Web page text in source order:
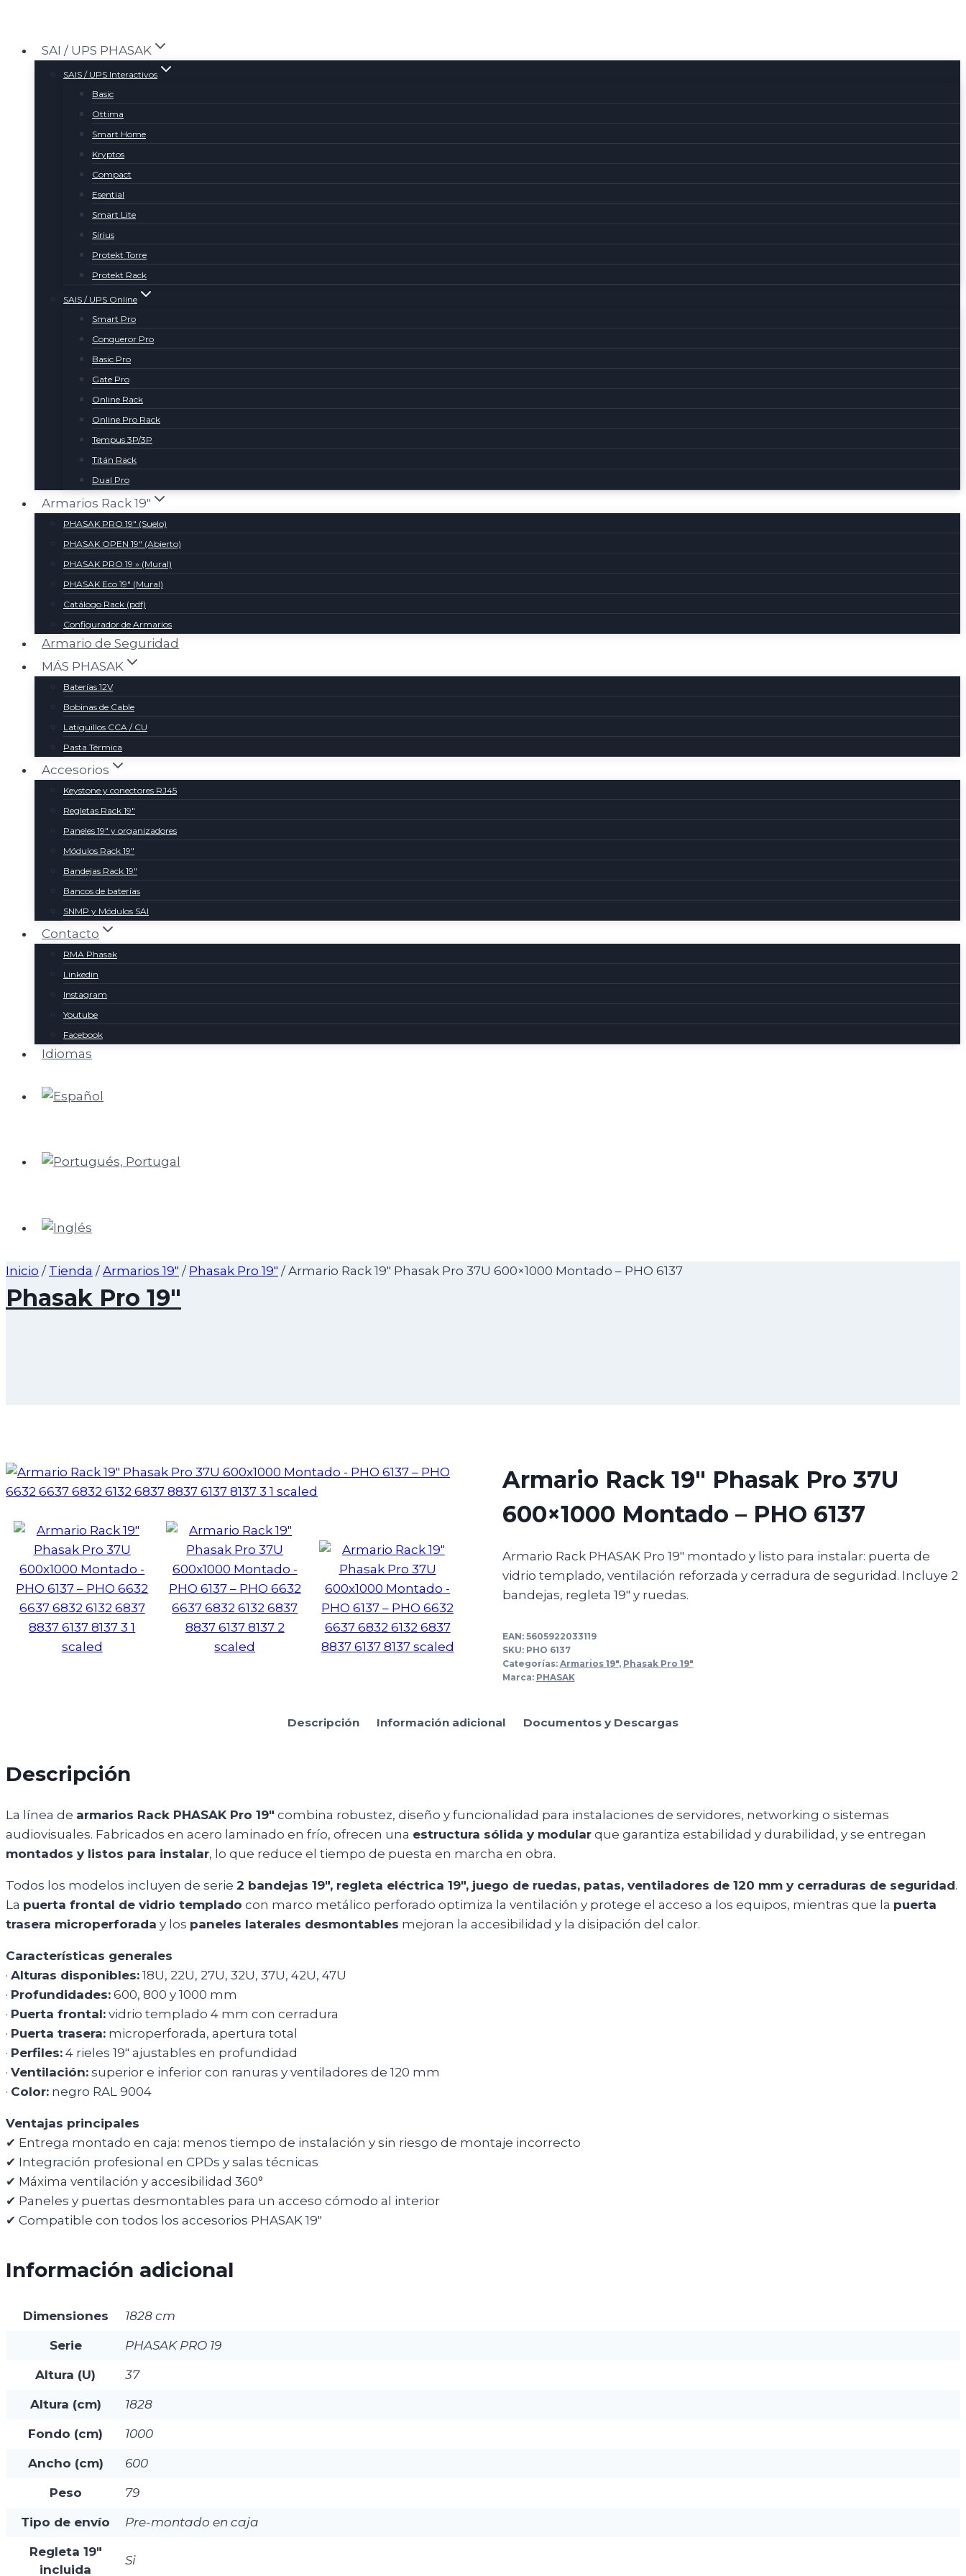
contenidoSAI / UPS PHASAK
SAIS / UPS Interactivos
Basic
Ottima
Smart Home
Kryptos
Compact
Esential
Smart Lite
Sirius
Protekt Torre
Protekt Rack
SAIS / UPS Online
Smart Pro
Conqueror Pro
Basic Pro
Gate Pro
Online Rack
Online Pro Rack
Tempus 3P/3P
Titán Rack
Dual Pro
Armarios Rack 19″
PHASAK PRO 19″ (Suelo)
PHASAK OPEN 19″ (Abierto)
PHASAK PRO 19 » (Mural)
PHASAK Eco 19″ (Mural)
Catálogo Rack (pdf)
Configurador de Armarios
Armario de Seguridad
MÁS PHASAK
Baterías 12V
Bobinas de Cable
Latiguillos CCA / CU
Pasta Térmica
Accesorios
Keystone y conectores RJ45
Regletas Rack 19″
Paneles 19″ y organizadores
Módulos Rack 19″
Bandejas Rack 19″
Bancos de baterías
SNMP y Módulos SAI
Contacto
RMA Phasak
Linkedin
Instagram
Youtube
Facebook
Idiomas
Inicio / Tienda / Armarios 19" / Phasak Pro 19" / Armario Rack 19″ Phasak Pro 37U 600×1000 Montado – PHO 6137
Phasak Pro 19"
Armario Rack 19″ Phasak Pro 37U
600×1000 Montado – PHO 6137
Armario Rack PHASAK Pro 19″ montado y listo para instalar: puerta de
vidrio templado, ventilación reforzada y cerradura de seguridad. Incluye 2
bandejas, regleta 19″ y ruedas.
EAN: 5605922033119
SKU: PHO 6137
Categorías: Armarios 19", Phasak Pro 19"
Marca: PHASAK
Descripción Información adicional Documentos y Descargas
Descripción
La línea de armarios Rack PHASAK Pro 19″ combina robustez, diseño y funcionalidad para instalaciones de servidores, networking o sistemas
audiovisuales. Fabricados en acero laminado en frío, ofrecen una estructura sólida y modular que garantiza estabilidad y durabilidad, y se entregan
montados y listos para instalar, lo que reduce el tiempo de puesta en marcha en obra.
Todos los modelos incluyen de serie 2 bandejas 19″, regleta eléctrica 19″, juego de ruedas, patas, ventiladores de 120 mm y cerraduras de seguridad.
La puerta frontal de vidrio templado con marco metálico perforado optimiza la ventilación y protege el acceso a los equipos, mientras que la puerta
trasera microperforada y los paneles laterales desmontables mejoran la accesibilidad y la disipación del calor.
Características generales
· Alturas disponibles: 18U, 22U, 27U, 32U, 37U, 42U, 47U
· Profundidades: 600, 800 y 1000 mm
· Puerta frontal: vidrio templado 4 mm con cerradura
· Puerta trasera: microperforada, apertura total
· Perfiles: 4 rieles 19″ ajustables en profundidad
· Ventilación: superior e inferior con ranuras y ventiladores de 120 mm
· Color: negro RAL 9004
Ventajas principales
✔ Entrega montado en caja: menos tiempo de instalación y sin riesgo de montaje incorrecto
✔ Integración profesional en CPDs y salas técnicas
✔ Máxima ventilación y accesibilidad 360°
✔ Paneles y puertas desmontables para un acceso cómodo al interior
✔ Compatible con todos los accesorios PHASAK 19″
Información adicional
Dimensiones 1828 cm
Serie PHASAK PRO 19
Altura (U) 37
Altura (cm) 1828
Fondo (cm) 1000
Ancho (cm) 600
Peso 79
Tipo de envío Pre-montado en caja
Regleta 19"
incluida
Si